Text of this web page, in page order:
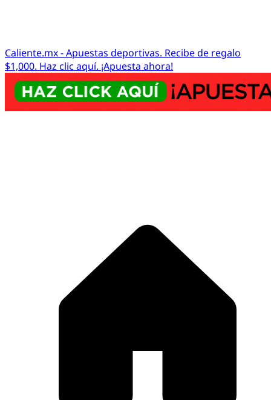
Caliente.mx - Apuestas deportivas. Recibe de regalo
$1,000. Haz clic aquí. ¡Apuesta ahora!